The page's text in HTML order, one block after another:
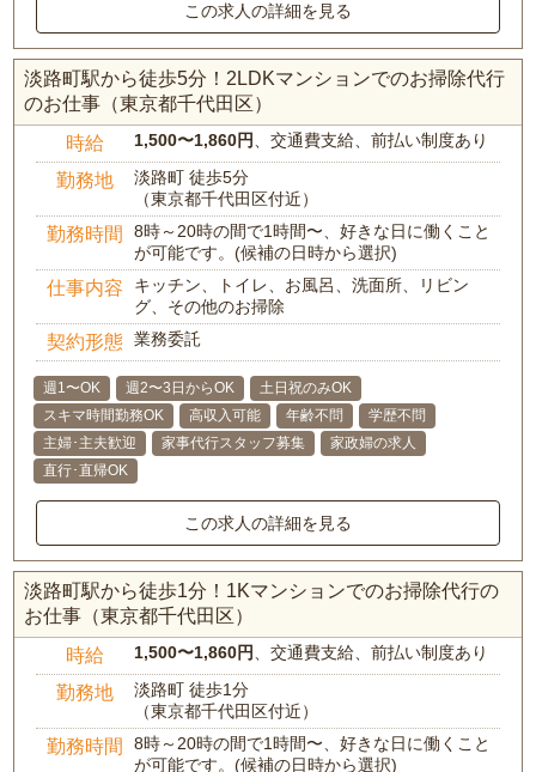
この求人の詳細を見る
淡路町駅から徒歩5分！2LDKマンションでのお掃除代行
のお仕事（東京都千代田区）
時給 1,500〜1,860円、交通費支給、前払い制度あり
勤務地
淡路町 徒歩5分
（東京都千代田区付近）
勤務時間
8時～20時の間で1時間〜、好きな日に働くこと
が可能です。(候補の日時から選択)
仕事内容
キッチン、トイレ、お風呂、洗面所、リビン
グ、その他のお掃除
契約形態 業務委託
週1〜OK 週2〜3日からOK
土日祝のみOK
スキマ時間勤務OK
高収入可能 年齢不問
学歴不問
主婦･主夫歓迎
家事代行スタッフ募集
家政婦の求人
直行･直帰OK
この求人の詳細を見る
淡路町駅から徒歩1分！1Kマンションでのお掃除代行の
お仕事（東京都千代田区）
時給 1,500〜1,860円、交通費支給、前払い制度あり
勤務地
淡路町 徒歩1分
（東京都千代田区付近）
勤務時間
8時～20時の間で1時間〜、好きな日に働くこと
が可能です。(候補の日時から選択)